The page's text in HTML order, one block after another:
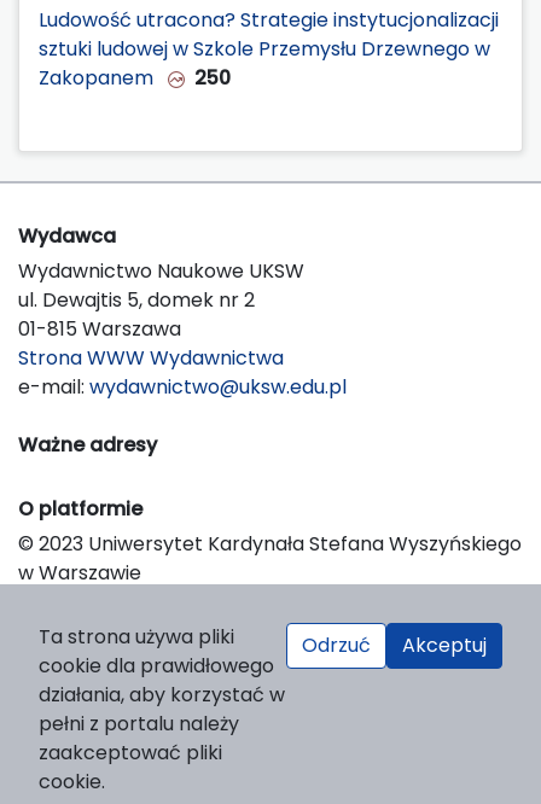
Ludowość utracona? Strategie instytucjonalizacji
sztuki ludowej w Szkole Przemysłu Drzewnego w
Zakopanem
250
Wydawca
Wydawnictwo Naukowe UKSW
ul. Dewajtis 5, domek nr 2
01-815 Warszawa
Strona WWW Wydawnictwa
e-mail: wydawnictwo@uksw.edu.pl
Ważne adresy
O platformie
© 2023 Uniwersytet Kardynała Stefana Wyszyńskiego
w Warszawie
Platform & Workflow by OJS/PKP
Ta strona używa pliki
cookie dla prawidłowego
działania, aby korzystać w
pełni z portalu należy
zaakceptować pliki
cookie.
Odrzuć Akceptuj